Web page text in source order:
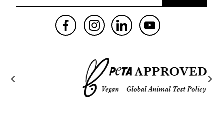
FacebookInstagram YouTube